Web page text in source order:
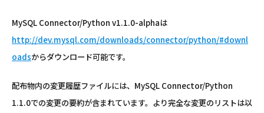
MySQL Connector/Python v1.1.0-alphaは
http://dev.mysql.com/downloads/connector/python/#downl
oadsからダウンロード可能です。
配布物内の変更履歴ファイルには、MySQL Connector/Python
1.1.0での変更の要約が含まれています。より完全な変更のリストは以